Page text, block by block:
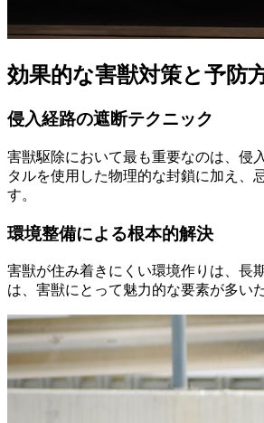
効果的な害獣対策と予防
侵入経路の遮断テクニック
害獣駆除において最も重要なのは、侵
タルを使用した物理的な封鎖に加え、
す。
環境整備による根本的解決
害獣が住み着きにくい環境作りは、長
は、害獣にとって魅力的な要素が多い